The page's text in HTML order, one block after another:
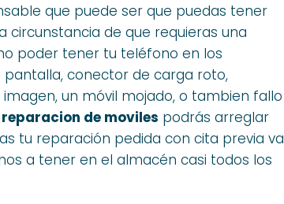
que puede ser que puedas tener
de que requieras una
poder tener tu teléfono en los
conector de carga roto,
un móvil mojado, o tambien fallo
reparacion de moviles podrás arreglar
tu reparación pedida con cita previa va
a tener en el almacén casi todos los